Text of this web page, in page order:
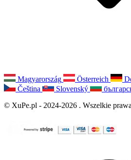
Magyarország Österreich
Čeština
Slovenský
© XuPe.pl - 2024-2026 . Wszelkie